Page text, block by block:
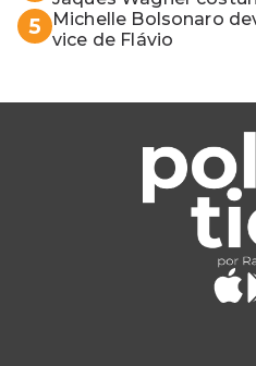
5
Michelle Bolsonaro
vice de Flávio